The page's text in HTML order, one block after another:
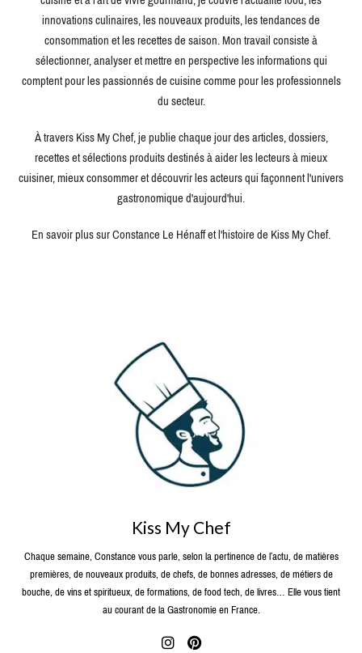
innovations culinaires, les nouveaux produits, les tendances de
consommation et les recettes de saison. Mon travail consiste à
sélectionner, analyser et mettre en perspective les informations qui
comptent pour les passionnés de cuisine comme pour les professionnels
du secteur.
À travers Kiss My Chef, je publie chaque jour des articles, dossiers,
recettes et sélections produits destinés à aider les lecteurs à mieux
cuisiner, mieux consommer et découvrir les acteurs qui façonnent l'univers
gastronomique d'aujourd'hui.
En savoir plus sur Constance Le Hénaff et l'histoire de Kiss My Chef.
Kiss My Chef
Chaque semaine, Constance vous parle, selon la pertinence de l’actu, de matières
premières, de nouveaux produits, de chefs, de bonnes adresses, de métiers de
bouche, de vins et spiritueux, de formations, de food tech, de livres… Elle vous tient
au courant de la Gastronomie en France.